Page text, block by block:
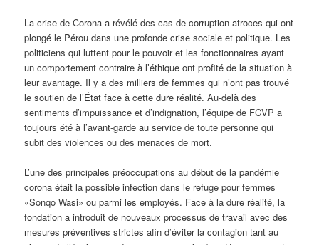
La crise de Corona a révélé des cas de corruption atroces qui ont
plongé le Pérou dans une profonde crise sociale et politique. Les
politiciens qui luttent pour le pouvoir et les fonctionnaires ayant
un comportement contraire à l’éthique ont profité de la situation à
leur avantage. Il y a des milliers de femmes qui n’ont pas trouvé
le soutien de l’État face à cette dure réalité. Au-delà des
sentiments d’impuissance et d’indignation, l’équipe de FCVP a
toujours été à l’avant-garde au service de toute personne qui
subit des violences ou des menaces de mort.
L’une des principales préoccupations au début de la pandémie
corona était la possible infection dans le refuge pour femmes
«Sonqo Wasi» ou parmi les employés. Face à la dure réalité, la
fondation a introduit de nouveaux processus de travail avec des
mesures préventives strictes afin d’éviter la contagion tant au